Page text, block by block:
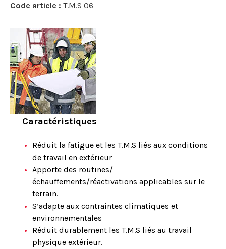
Code article : T.M.S 06
Caractéristiques
Réduit la fatigue et les T.M.S liés aux conditions
de travail en extérieur
Apporte des routines/
échauffements/réactivations applicables sur le
terrain.
S’adapte aux contraintes climatiques et
environnementales
Réduit durablement les T.M.S liés au travail
physique extérieur.